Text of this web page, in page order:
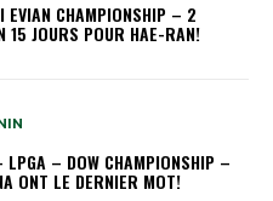
EVIAN CHAMPIONSHIP – 2
15 JOURS POUR HAE-RAN!
LPGA – DOW CHAMPIONSHIP –
ONT LE DERNIER MOT!